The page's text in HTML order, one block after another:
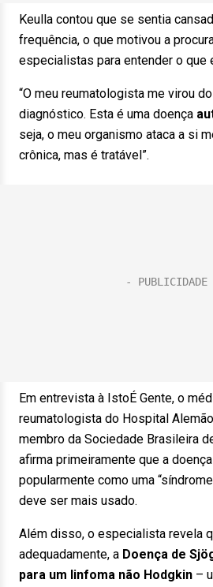
Keulla contou que se sentia
frequência, o que motivou a
especialistas para entender o que
“O meu reumatologista me virou
diagnóstico. Esta é uma doença
seja, o meu organismo ataca a si
crônica, mas é tratável”.
Em entrevista à IstoÉ Gente, o
reumatologista do Hospital
membro da Sociedade Brasileira
afirma primeiramente que a
popularmente como uma
deve ser mais usado.
Além disso, o especialista revela
adequadamente, a Doença de
para um linfoma não Hodgkin –